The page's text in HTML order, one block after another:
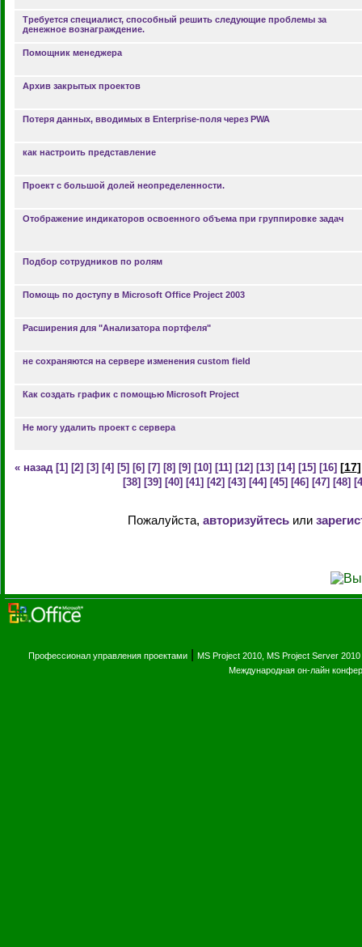
Требуется специалист, способный решить следующие проблемы за
денежное вознаграждение.
Помощник менеджера
Архив закрытых проектов
Потеря данных, вводимых в Enterprise-поля через PWA
как настроить представление
Проект с большой долей неопределенности.
Отображение индикаторов освоенного объема при группировке задач
Подбор сотрудников по ролям
Помощь по доступу в Microsoft Office Project 2003
Расширения для "Анализатора портфеля"
не сохраняются на сервере изменения custom field
Как создать график с помощью Microsoft Project
Не могу удалить проект с сервера
« назад [1] [2] [3] [4] [5] [6] [7] [8] [9] [10] [11] [12] [13] [14] [15] [16] [17]
[38] [39] [40] [41] [42] [43] [44] [45] [46] [47] [48]
Пожалуйста, авторизуйтесьили
Профессионал управления проектами MS Project 2010, MS Project Server 2010
Международная он-лайн